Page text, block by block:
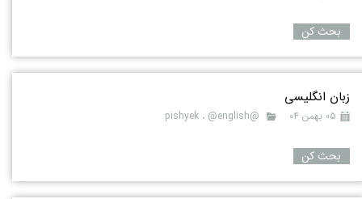
بحث کن
زبان انگلیسی
۰۵ بهمن ۰۴ @pishyek ، @english
بحث کن